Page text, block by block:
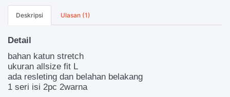
Deskripsi Ulasan (1)
Detail
bahan katun stretch
ukuran allsize fit L
ada resleting dan belahan belakang
1 seri isi 2pc 2warna